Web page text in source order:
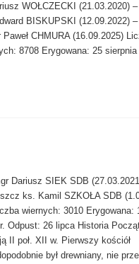
WOŁCZECKI (21.03.2020)
BISKUPSKI (12.09.2022)
Paweł CHMURA (16.09.2025)
8708 Erygowana: 25 sierpnia
Dariusz SIEK SDB
ks. Kamil SZKOŁA SDB
wiernych: 3010 Erygowana:
Odpust: 26 lipca Historia
II poł. XII w. Pierwszy kościół
był drewniany, nie